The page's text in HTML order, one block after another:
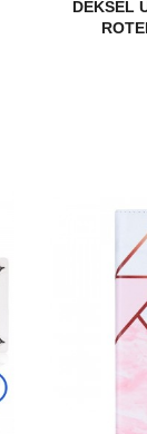
DEKSEL